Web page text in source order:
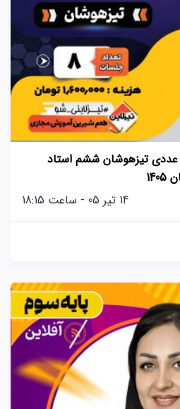
تیزهوشان ششم استاد
14 تیر 05 - ساعت 18:15